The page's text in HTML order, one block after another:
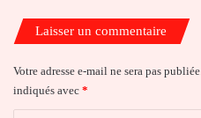
Laisser un commentaire
Votre adresse e-mail ne sera pas publiée.
indiqués avec *